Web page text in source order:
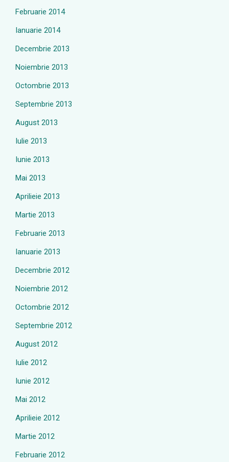
Februarie 2014
Ianuarie 2014
Decembrie 2013
Noiembrie 2013
Octombrie 2013
Septembrie 2013
August 2013
Iulie 2013
Iunie 2013
Mai 2013
Aprilieie 2013
Martie 2013
Februarie 2013
Ianuarie 2013
Decembrie 2012
Noiembrie 2012
Octombrie 2012
Septembrie 2012
August 2012
Iulie 2012
Iunie 2012
Mai 2012
Aprilieie 2012
Martie 2012
Februarie 2012